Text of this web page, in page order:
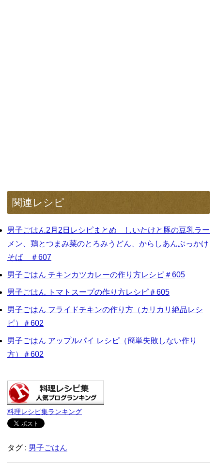
関連レシピ
男子ごはん2月2日レシピまとめ しいたけと豚の豆乳ラー
メン、鶏とつまみ菜のとろみうどん、からしあんぶっかけ
そば ＃607
男子ごはん チキンカツカレーの作り方レシピ＃605
男子ごはん トマトスープの作り方レシピ＃605
男子ごはん フライドチキンの作り方（カリカリ絶品レシ
ピ）＃602
男子ごはん アップルパイ レシピ（簡単失敗しない作り
方）＃602
料理レシピ集ランキング
タグ : 男子ごはん